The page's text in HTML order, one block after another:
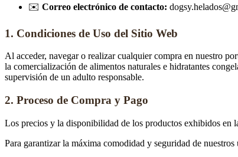
✉️ Correo electrónico de contacto:
1. Condiciones de Uso del Sitio Web
Al acceder, navegar o realizar cualquier compra en nuestro
la comercialización de alimentos naturales e hidratantes
supervisión de un adulto responsable.
2. Proceso de Compra y Pago
Los precios y la disponibilidad de los productos exhibidos en
Para garantizar la máxima comodidad y seguridad de